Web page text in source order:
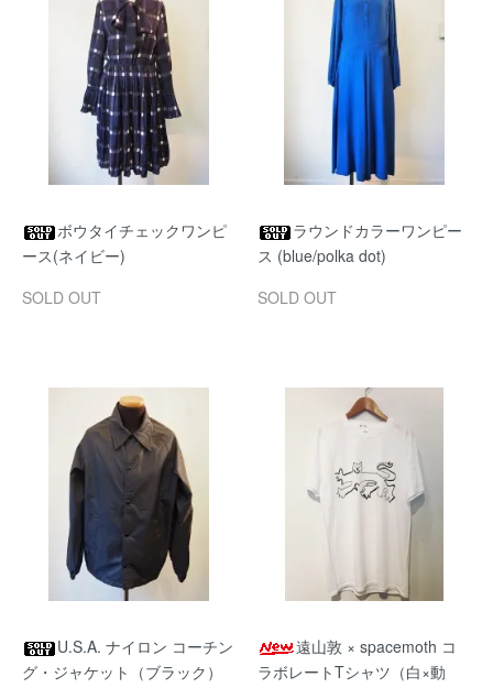
ボウタイチェックワンピ
ース(ネイビー)
SOLD OUT
ラウンドカラーワンピー
ス (blue/polka dot)
SOLD OUT
U.S.A. ナイロン コーチン
グ・ジャケット（ブラック）
遠山敦 × spacemoth コ
ラボレートTシャツ（白×動